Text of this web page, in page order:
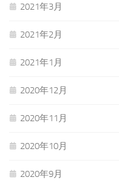
2021年3月
2021年2月
2021年1月
2020年12月
2020年11月
2020年10月
2020年9月